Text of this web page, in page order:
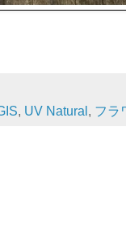
, UV Natural , フラ